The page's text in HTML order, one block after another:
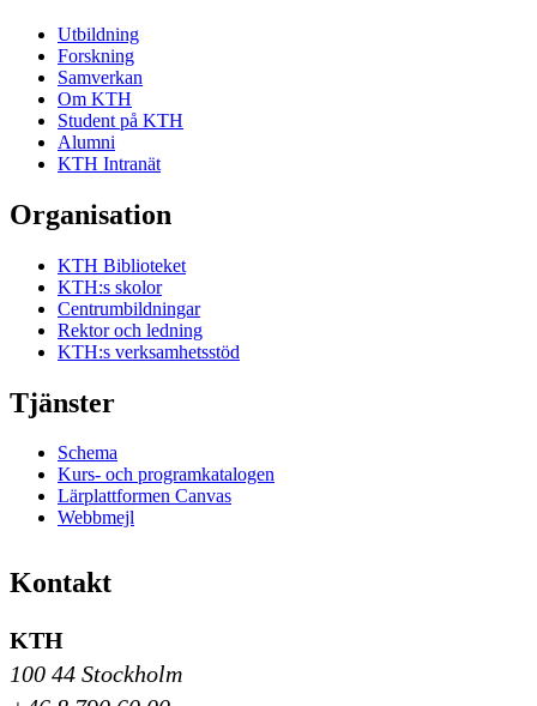
Utbildning
Forskning
Samverkan
Om KTH
Student på KTH
Alumni
KTH Intranät
Organisation
KTH Biblioteket
KTH:s skolor
Centrumbildningar
Rektor och ledning
KTH:s verksamhetsstöd
Tjänster
Schema
Kurs- och programkatalogen
Lärplattformen Canvas
Webbmejl
Kontakt
KTH
100 44 Stockholm